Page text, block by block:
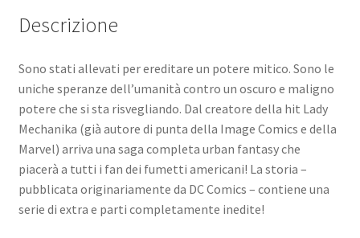
Descrizione
Sono stati allevati per ereditare un potere mitico. Sono le
uniche speranze dell’umanità contro un oscuro e maligno
potere che si sta risvegliando. Dal creatore della hit Lady
Mechanika (già autore di punta della Image Comics e della
Marvel) arriva una saga completa urban fantasy che
piacerà a tutti i fan dei fumetti americani! La storia –
pubblicata originariamente da DC Comics – contiene una
serie di extra e parti completamente inedite!